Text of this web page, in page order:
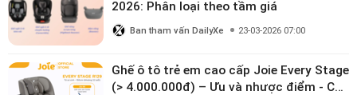
2026: Phân loại theo tầm giá
Ban tham vấn DailyXe 23-03-2026 07:00
Ghế ô tô trẻ em cao cấp Joie Every Stage
(> 4.000.000đ) – Ưu và nhược điểm - Có